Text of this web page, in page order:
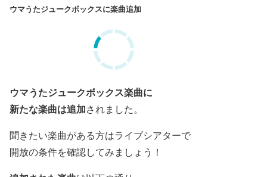
ウマうたジュークボックスに楽曲追加
ウマうたジュークボックス楽曲に
新たな楽曲は追加されました。
聞きたい楽曲がある方はライブシアターで
開放の条件を確認してみましょう！